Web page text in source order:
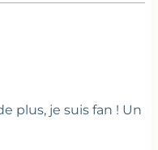
plus, je suis fan ! Un